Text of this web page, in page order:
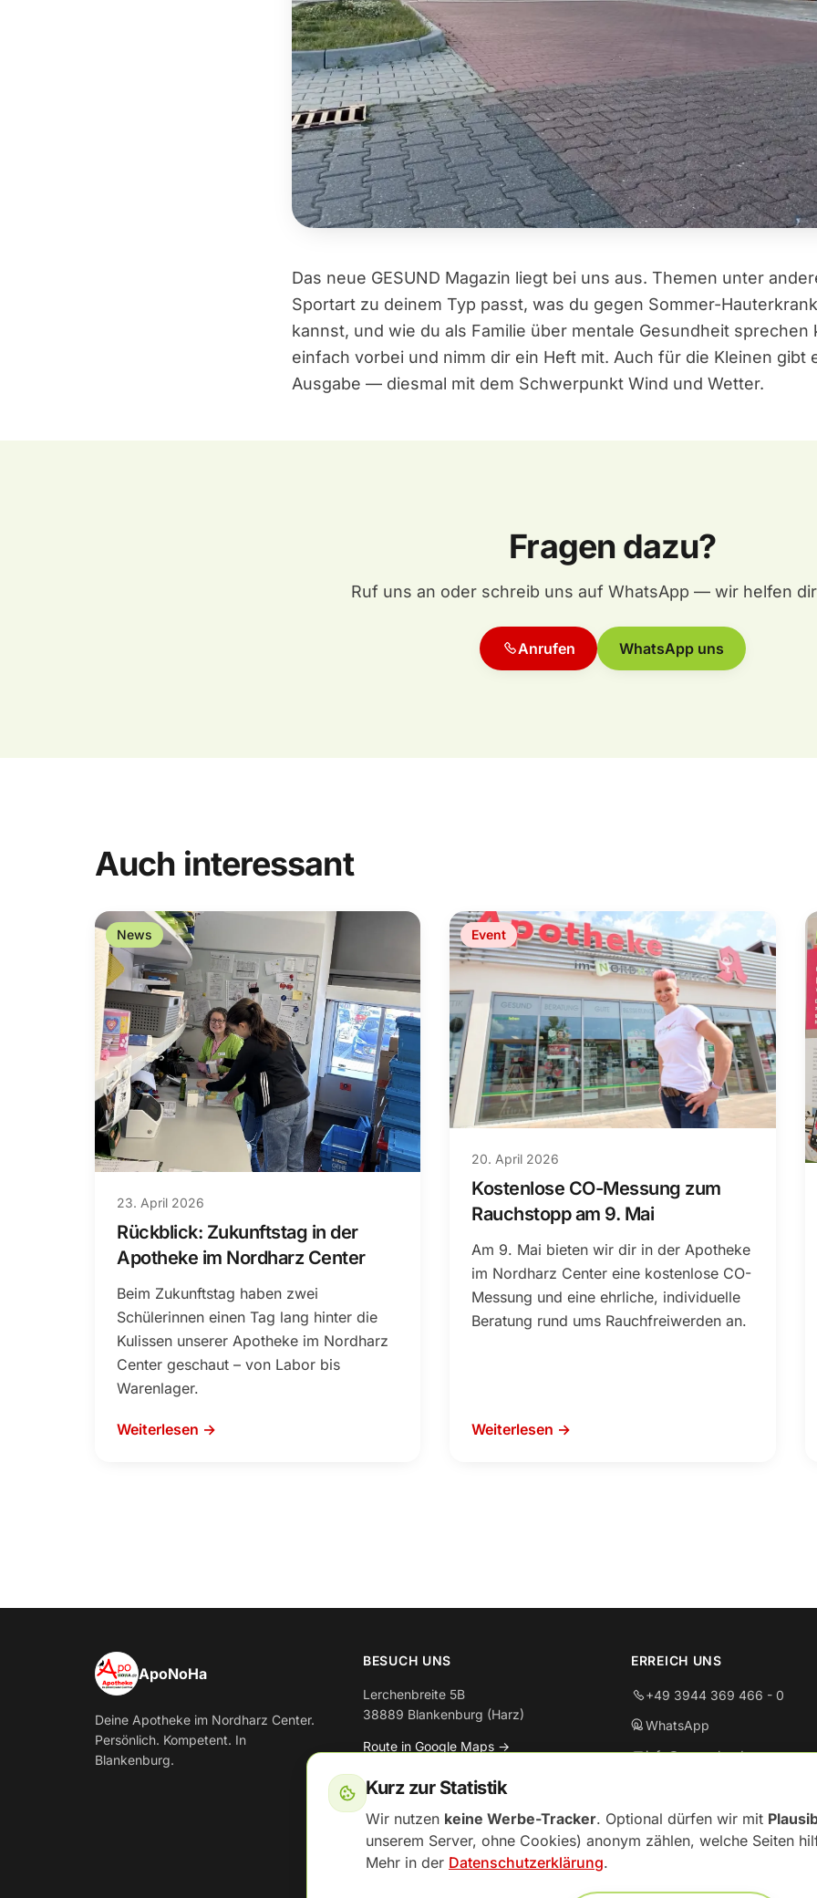
Das neue GESUND Magazin liegt bei uns aus. Themen unter
Sportart zu deinem Typ passt, was du gegen Sommer-
kannst, und wie du als Familie über mentale Gesundheit sprechen
einfach vorbei und nimm dir ein Heft mit. Auch für die Kleinen gibt
Ausgabe — diesmal mit dem Schwerpunkt Wind und Wetter.
Fragen dazu?
Ruf uns an oder schreib uns auf WhatsApp — wir helfen
Anrufen WhatsApp uns
Auch interessant
News
23. April 2026
Rückblick: Zukunftstag in der
Apotheke im Nordharz Center
Beim Zukunftstag haben zwei
Schülerinnen einen Tag lang hinter die
Kulissen unserer Apotheke im Nordharz
Center geschaut – von Labor bis
Warenlager.
Weiterlesen →
Event
20. April 2026
Kostenlose CO-Messung zum
Rauchstopp am 9. Mai
Am 9. Mai bieten wir dir in der Apotheke
im Nordharz Center eine kostenlose CO-
Messung und eine ehrliche, individuelle
Beratung rund ums Rauchfreiwerden an.
Weiterlesen →
ApoNoHa
Deine Apotheke im Nordharz Center.
Persönlich. Kompetent. In
Blankenburg.
BESUCH UNS
Lerchenbreite 5B
38889 Blankenburg (Harz)
Route in Google Maps →
ERREICH UNS
+49 3944 369 466 - 0
WhatsApp
info@aponoha.de
Mo–Fr: 08:00–19:00
Sa: 08:00–18:00
Kurz zur Statistik
Wir nutzen keine Werbe-Tracker. Optional dürfen wir mit
unserem Server, ohne Cookies) anonym zählen, welche Seiten
Mehr in der Datenschutzerklärung.